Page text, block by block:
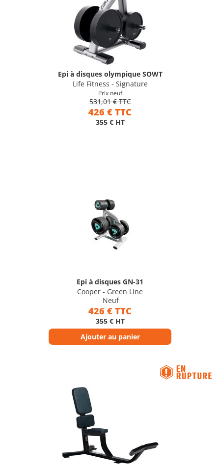
Epi à disques olympique SOWT
Life Fitness - Signature
Prix neuf
531,01 € TTC
426 € TTC
355 € HT
Epi à disques GN-31
Cooper - Green Line
Neuf
426 € TTC
355 € HT
Ajouter au panier